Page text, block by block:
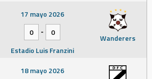
Wanderers
17 mayo 2026
0
-
0
Estadio Luis Franzini
18 mayo 2026